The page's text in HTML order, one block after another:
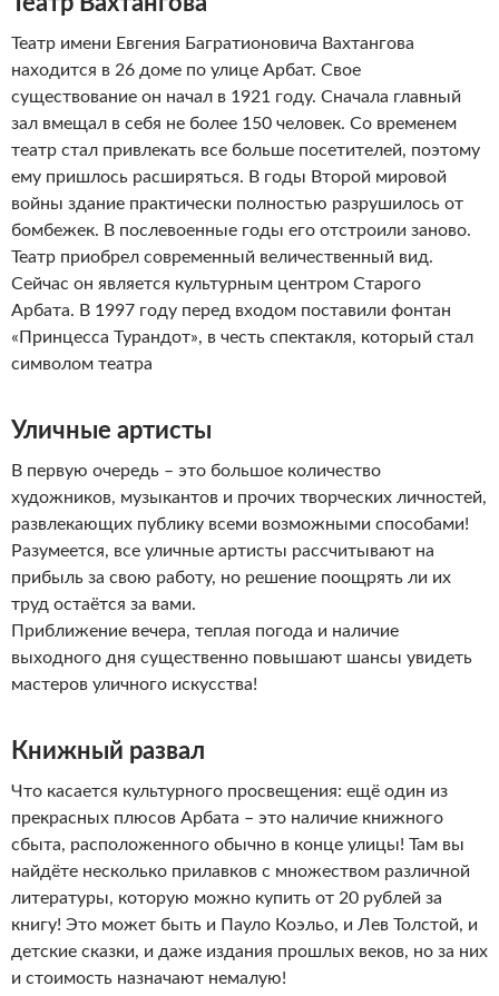
Театр имени Евгения Багратионовича Вахтангова
находится в 26 доме по улице Арбат. Свое
существование он начал в 1921 году. Сначала главный
зал вмещал в себя не более 150 человек. Со временем
театр стал привлекать все больше посетителей, поэтому
ему пришлось расширяться. В годы Второй мировой
войны здание практически полностью разрушилось от
бомбежек. В послевоенные годы его отстроили заново.
Театр приобрел современный величественный вид.
Сейчас он является культурным центром Старого
Арбата. В 1997 году перед входом поставили фонтан
«Принцесса Турандот», в честь спектакля, который стал
символом театра
Уличные артисты
В первую очередь – это большое количество
художников, музыкантов и прочих творческих личностей,
развлекающих публику всеми возможными способами!
Разумеется, все уличные артисты рассчитывают на
прибыль за свою работу, но решение поощрять ли их
труд остаётся за вами.
Приближение вечера, теплая погода и наличие
выходного дня существенно повышают шансы увидеть
мастеров уличного искусства!
Книжный развал
Что касается культурного просвещения: ещё один из
прекрасных плюсов Арбата – это наличие книжного
сбыта, расположенного обычно в конце улицы! Там вы
найдёте несколько прилавков с множеством различной
литературы, которую можно купить от 20 рублей за
книгу! Это может быть и Пауло Коэльо, и Лев Толстой, и
детские сказки, и даже издания прошлых веков, но за них
и стоимость назначают немалую!